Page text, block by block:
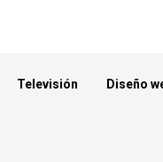
Televisión Diseño